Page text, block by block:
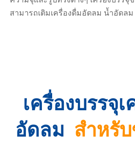
สามารถเติมเครื่องดื่มอัดลม น้ำอัดล
เครื่องบรรจุ
อัดลม สำหรั